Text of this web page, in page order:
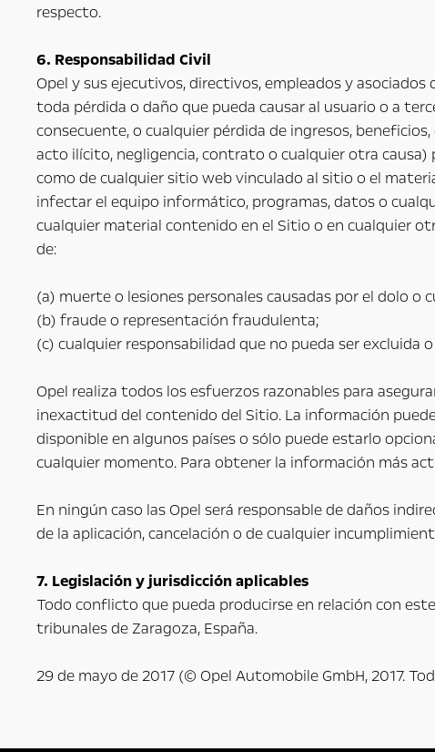
respecto.
6. Responsabilidad Civil
Opel y sus ejecutivos, directivos, empleados y
toda pérdida o daño que pueda causar al usuario o a
consecuente, o cualquier pérdida de ingresos,
acto ilícito, negligencia, contrato o cualquier otra causa)
como de cualquier sitio web vinculado al sitio o el
infectar el equipo informático, programas, datos o
cualquier material contenido en el Sitio o en cualquier
de:
(a) muerte o lesiones personales causadas por el dolo o
(b) fraude o representación fraudulenta;
(c) cualquier responsabilidad que no pueda ser excluida
Opel realiza todos los esfuerzos razonables para
inexactitud del contenido del Sitio. La información
disponible en algunos países o sólo puede estarlo
cualquier momento. Para obtener la información más
En ningún caso las Opel será responsable de daños
de la aplicación, cancelación o de cualquier
7. Legislación y jurisdicción aplicables
Todo conflicto que pueda producirse en relación con
tribunales de Zaragoza, España.
29 de mayo de 2017 (© Opel Automobile GmbH, 2017.